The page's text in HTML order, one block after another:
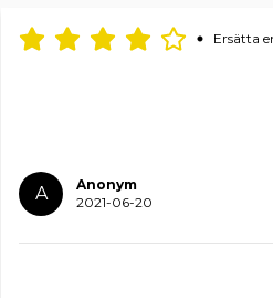
Ersätta
A
Anonym
2021-06-20